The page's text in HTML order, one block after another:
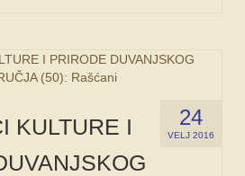
24
VELJ 2016
KULTURE I